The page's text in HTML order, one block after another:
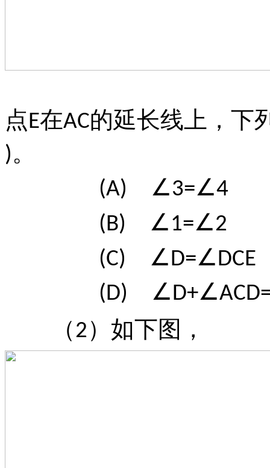
点E在AC的延长线上，下
)。
(A)
∠3=∠4
(B)
∠1=∠2
(C)
∠D=∠DCE
(D)
（2）如下图，